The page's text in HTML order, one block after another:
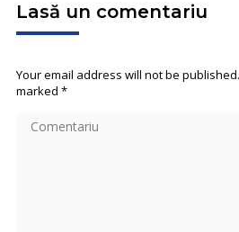
Lasă un comentariu
Your email address will not be
marked *
Comentariu